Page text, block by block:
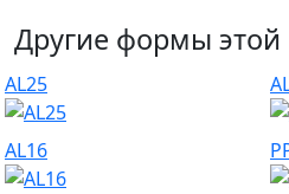
Другие формы этой
AL25
AL16